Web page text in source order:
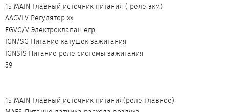
15 MAIN Главный источник питания ( реле экм)
AACVLV Регулятор хх
EGVC/V Электроклапан егр
IGN/SG Питание катушек зажигания
IGNSIS Питание реле системы зажигания
59
15 MAIN Главный источник питания(реле главное)